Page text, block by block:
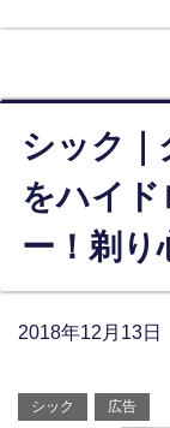
シック
をハイド
ー！剃り
2018年12月13日
シック 広告